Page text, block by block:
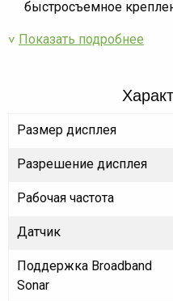
быстросъемное
Показать подробнее
Размер дисплея
Разрешение дисплея
Рабочая частота
Датчик
Поддержка Broadband
Sonar